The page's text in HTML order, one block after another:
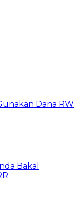
Dana RW
Bakal